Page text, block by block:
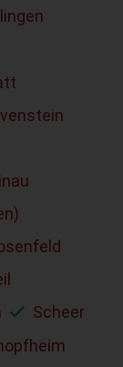
Scheer